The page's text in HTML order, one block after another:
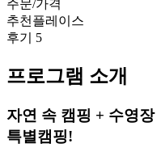
주문/가격
추천플레이스
후기 5
프로그램 소개
자연 속 캠핑 + 수영
특별캠핑!